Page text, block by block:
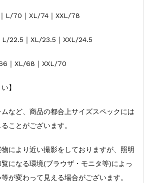
L/70｜XL/74｜XXL/78
L/22.5｜XL/23.5｜XXL/24.5
｜XL/68｜XXL/70
】
ムなど、商品の都合上サイズスペックには
ことがございます。
物により近い撮影をしておりますが、照明
になる環境(ブラウザ・モニタ等)によっ
が変わって見える場合がございます。